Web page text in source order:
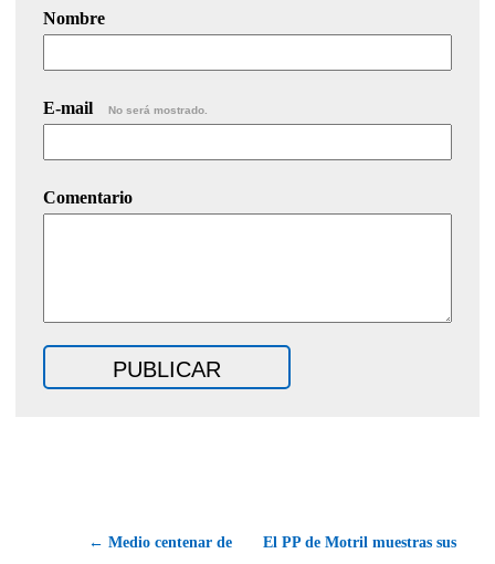
Nombre
E-mail No será mostrado.
Comentario
← Medio centenar de El PP de Motril muestras sus